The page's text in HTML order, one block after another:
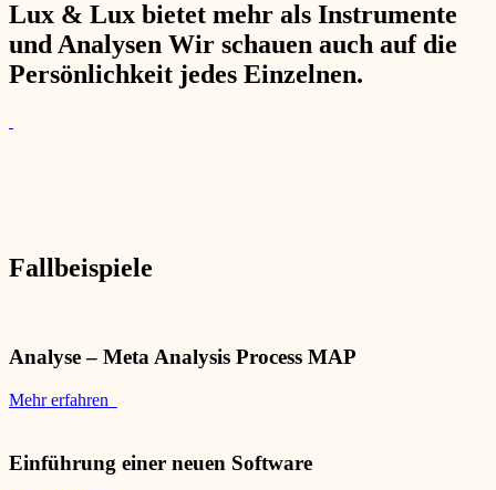
Lux & Lux bietet mehr als Instrumente
und Analysen Wir schauen auch auf die
Persönlichkeit jedes Einzelnen.
Fallbeispiele
Analyse – Meta Analysis Process MAP
Mehr erfahren
Einführung einer neuen Software